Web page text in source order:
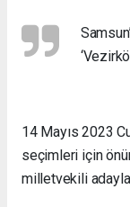
14 Mayıs 2023
seçimleri için
milletvekili